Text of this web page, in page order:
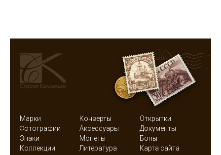
Марки Конверты
Открытки
Фотографии
Аксессуары
Документы
Знаки
Монеты
Боны
Коллекции
Литература Карта сайта